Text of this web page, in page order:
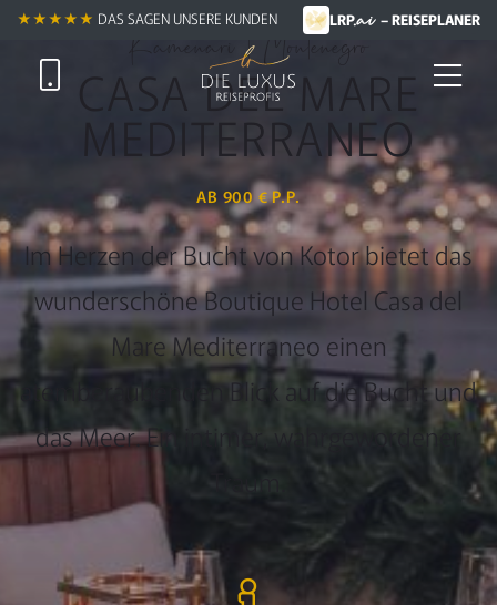
★★★★★ DAS SAGEN UNSERE KUNDEN LRP.ai – REISEPLANER
★★★★★
Kamenari | Montenegro
CASA DEL MARE
MEDITERRANEO
AB 900 € P.P.
Im Herzen der Bucht von Kotor bietet das
wunderschöne Boutique Hotel Casa del
Mare Mediterraneo einen
atemberaubenden Blick auf die Bucht und
das Meer. Ein intimer, wahrgewordener
Traum.